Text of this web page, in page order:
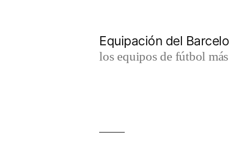
Equipación del
los equipos de fútbol